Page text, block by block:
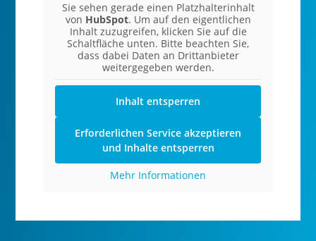
Sie sehen gerade einen Platzhalterinhalt
von HubSpot. Um auf den eigentlichen
Inhalt zuzugreifen, klicken Sie auf die
Schaltfläche unten. Bitte beachten Sie,
dass dabei Daten an Drittanbieter
weitergegeben werden.
Inhalt entsperren
Erforderlichen Service akzeptieren
und Inhalte entsperren
Mehr Informationen